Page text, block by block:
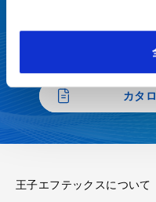
お見
カタ
王子エフテックスについて